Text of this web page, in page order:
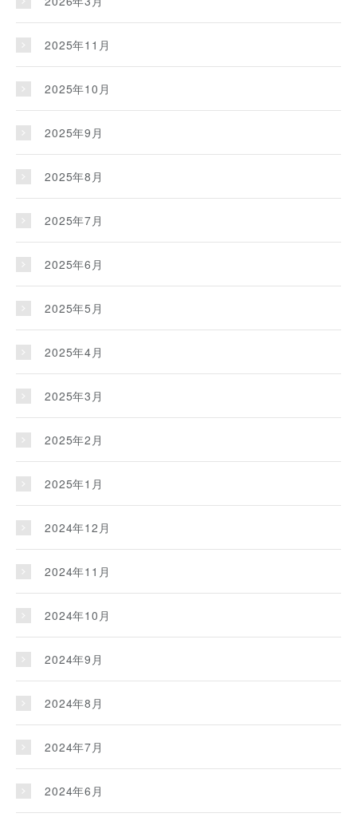
2025年11月
2025年10月
2025年9月
2025年8月
2025年7月
2025年6月
2025年5月
2025年4月
2025年3月
2025年2月
2025年1月
2024年12月
2024年11月
2024年10月
2024年9月
2024年8月
2024年7月
2024年6月